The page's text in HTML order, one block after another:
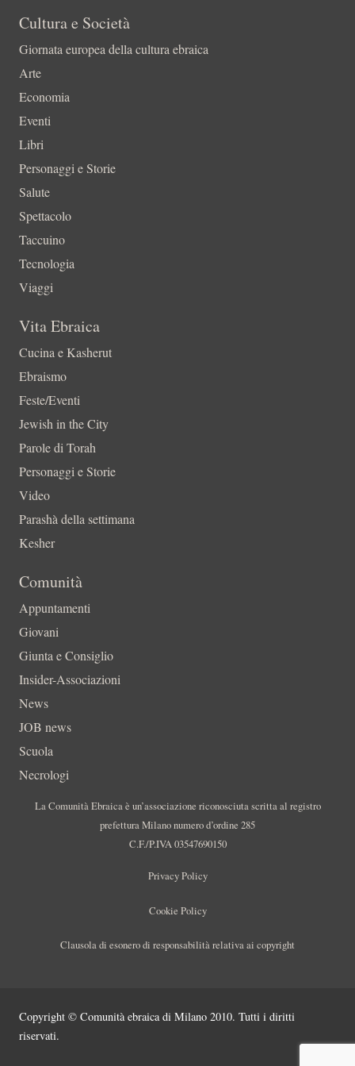
Cultura e Società
Giornata europea della cultura ebraica
Arte
Economia
Eventi
Libri
Personaggi e Storie
Salute
Spettacolo
Taccuino
Tecnologia
Viaggi
Vita Ebraica
Cucina e Kasherut
Ebraismo
Feste/Eventi
Jewish in the City
Parole di Torah
Personaggi e Storie
Video
Parashà della settimana
Kesher
Comunità
Appuntamenti
Giovani
Giunta e Consiglio
Insider-Associazioni
News
JOB news
Scuola
Necrologi
La Comunità Ebraica è un’associazione riconosciuta scritta al registro
prefettura Milano numero d’ordine 285
C.F./P.IVA 03547690150
Privacy Policy
Cookie Policy
Clausola di esonero di responsabilità relativa ai copyright
Copyright © Comunità ebraica di Milano 2010. Tutti i diritti
riservati.